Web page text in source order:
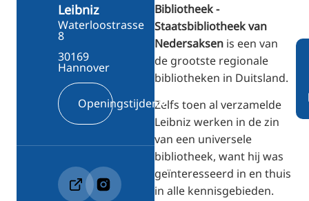
Bibliotheek -
Staatsbibliotheek van
Nedersaksen is een van
de grootste regionale
bibliotheken in Duitsland.
Zelfs toen al verzamelde
Leibniz werken in de zin
van een universele
bibliotheek, want hij was
geïnteresseerd in en thuis
in alle kennisgebieden.
Leibniz
Waterloostrasse
8
30169
Hannover
Openingstijden